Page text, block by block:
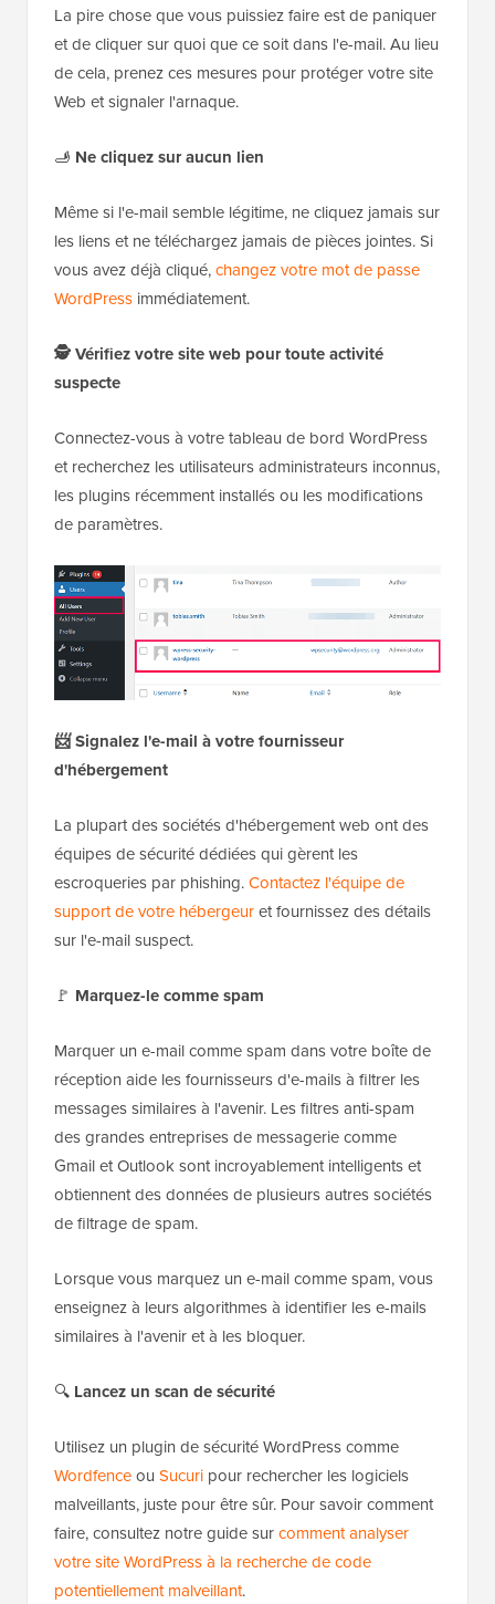
La pire chose que vous puissiez faire est de paniquer
et de cliquer sur quoi que ce soit dans l'e-mail. Au lieu
de cela, prenez ces mesures pour protéger votre site
Web et signaler l'arnaque.
🫸 Ne cliquez sur aucun lien
Même si l'e-mail semble légitime, ne cliquez jamais sur
les liens et ne téléchargez jamais de pièces jointes. Si
vous avez déjà cliqué,changez votre mot de passe
WordPress immédiatement.
🕵️ Vérifiez votre site web pour toute activité
suspecte
Connectez-vous à votre tableau de bord WordPress
et recherchez les utilisateurs administrateurs inconnus,
les plugins récemment installés ou les modifications
de paramètres.
📨 Signalez l'e-mail à votre fournisseur
d'hébergement
La plupart des sociétés d'hébergement web ont des
équipes de sécurité dédiées qui gèrent les
escroqueries par phishing.Contactez l'équipe de
support de votre hébergeuret fournissez des détails
sur l'e-mail suspect.
🚩 Marquez-le comme spam
Marquer un e-mail comme spam dans votre boîte de
réception aide les fournisseurs d'e-mails à filtrer les
messages similaires à l'avenir. Les filtres anti-spam
des grandes entreprises de messagerie comme
Gmail et Outlook sont incroyablement intelligents et
obtiennent des données de plusieurs autres sociétés
de filtrage de spam.
Lorsque vous marquez un e-mail comme spam, vous
enseignez à leurs algorithmes à identifier les e-mails
similaires à l'avenir et à les bloquer.
🔍 Lancez un scan de sécurité
Utilisez un plugin de sécurité WordPress comme
Wordfenceou Sucuri pour rechercher les logiciels
malveillants, juste pour être sûr. Pour savoir comment
faire, consultez notre guide surcomment analyser
votre site WordPress à la recherche de code
potentiellement malveillant.